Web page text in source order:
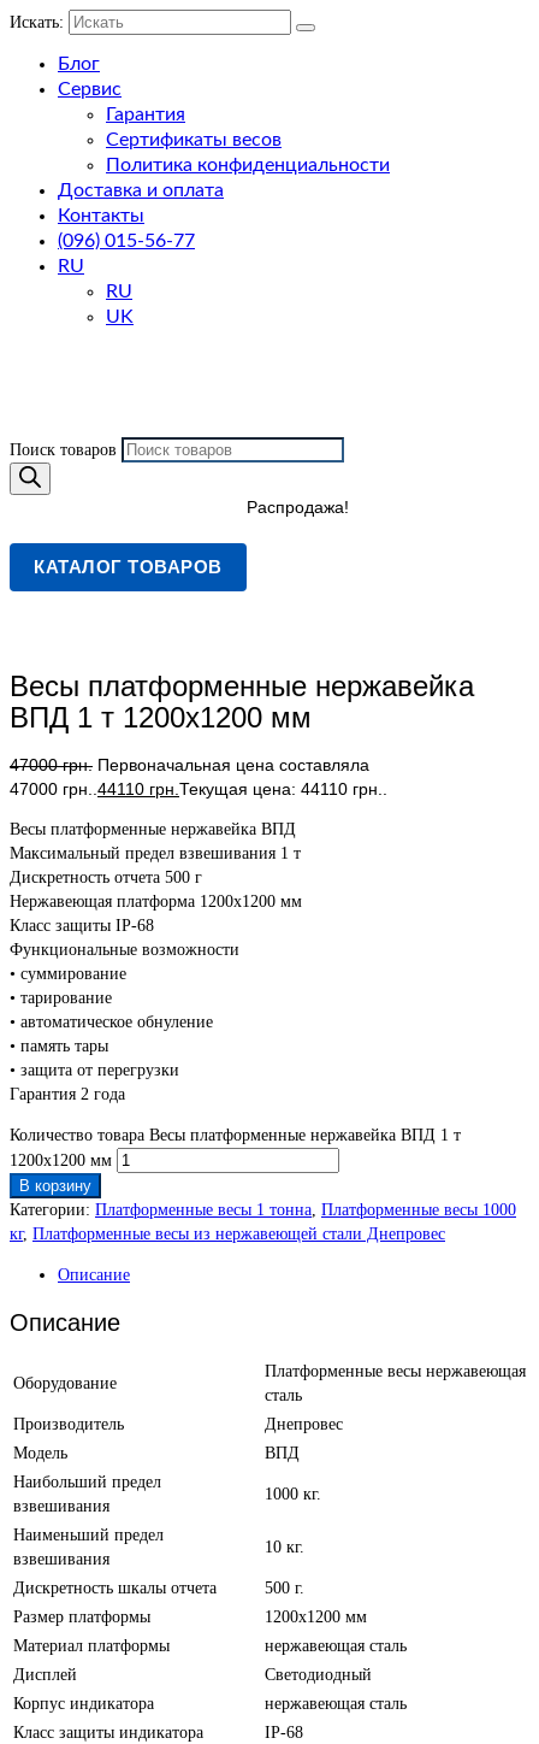
Искать:
Блог
Сервис
Гарантия
Сертификаты весов
Политика конфиденциальности
Доставка и оплата
Контакты
(096) 015-56-77
RU
RU
UK
Поиск товаров
КАТАЛОГ ТОВАРОВ
Распродажа!
Весы платформенные нержавейка
ВПД 1 т 1200х1200 мм
47000грн. Первоначальная цена составляла
47000 грн.. 44110 грн. Текущая цена: 44110 грн..
Весы платформенные нержавейка ВПД
Максимальный предел взвешивания 1 т
Дискретность отчета 500 г
Нержавеющая платформа 1200х1200 мм
Класс защиты IP-68
Функциональные возможности
• суммирование
• тарирование
• автоматическое обнуление
• память тары
• защита от перегрузки
Гарантия 2 года
Количество товара Весы платформенные нержавейка ВПД 1 т
1200х1200 мм
В корзину
Категории: Платформенные весы 1 тонна, Платформенные весы 1000
кг, Платформенные весы из нержавеющей стали Днепровес
Описание
Описание
Оборудование
Платформенные весы нержавеющая
сталь
Производитель
Днепровес
Модель
ВПД
Наибольший предел
взвешивания
1000 кг.
Наименьший предел
взвешивания
10 кг.
Дискретность шкалы отчета
500 г.
Размер платформы
1200х1200 мм
Материал платформы
нержавеющая сталь
Дисплей
Светодиодный
Корпус индикатора
нержавеющая сталь
Класс защиты индикатора
IP-68